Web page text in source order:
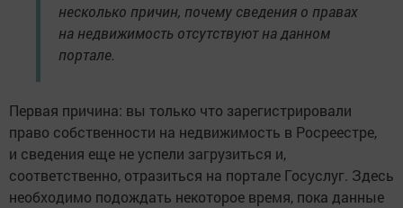
несколько причин, почему сведения о правах
на недвижимость отсутствуют на данном
портале.
Первая причина: вы только что зарегистрировали
право собственности на недвижимость в Росреестре,
и сведения еще не успели загрузиться и,
соответственно, отразиться на портале Госуслуг. Здесь
необходимо подождать некоторое время, пока данные